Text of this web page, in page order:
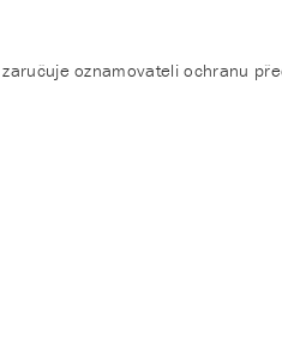
oznamovateli ochranu